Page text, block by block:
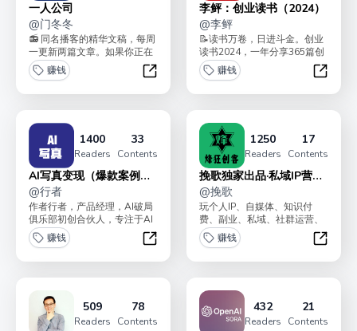
一人公司
@门冬冬
📻 同名播客的精华文稿，每周
一更新两篇文章。如果你正在
探索自由职业的可能性，想看
到脱离平台的商业模...
赚钱
一人公司
李鲆：创业读书（2024）
@李鲆
📝读书万卷，日进斗金。创业
读书2024，一年分享365篇创
业读书笔记。可永久阅读。让
创业者少走弯路...
赚钱
李鲆
1400
Readers
33
Contents
AI写真变现（爆款案例拆
解）
@行者
作者行者，产品经理，AI破局
俱乐部初创合伙人，专注于AI
绘画，AI视频领域。公众号日
更百天，3个月粉...
赚钱
AI写真变现（爆款案例拆解）
1250
Readers
17
Contents
挽歌独家出品·私域IP营销
课
@挽歌
玩个人IP、自媒体、知识付
费、副业、私域、社群运营、
朋友圈运营、副业等的朋友，
建议订阅本专栏，逐步打...
赚钱
挽歌
509
Readers
78
Contents
432
Readers
21
Contents